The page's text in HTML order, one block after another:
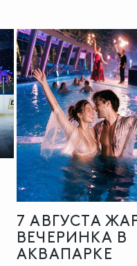
7 АВГУСТА
ВЕЧЕРИНКА В
АКВАПАРКЕ